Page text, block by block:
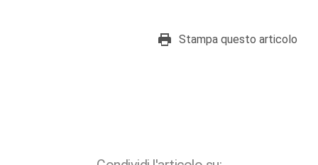
Stampa questo articolo